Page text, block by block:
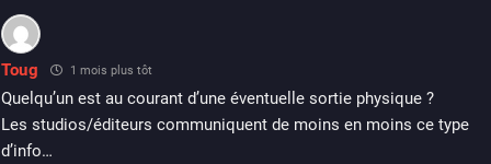
Toug 1 mois plus tôt
Quelqu’un est au courant d’une éventuelle sortie physique ?
Les studios/éditeurs communiquent de moins en moins ce type
d’info…